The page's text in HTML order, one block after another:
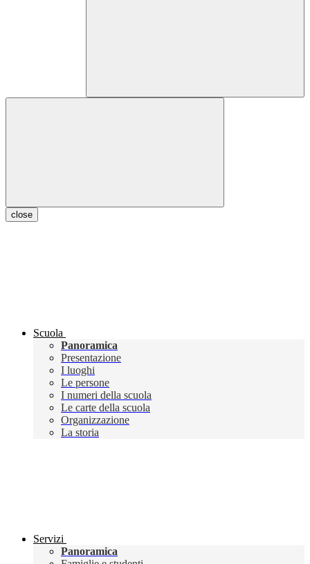
close
Scuola
Panoramica
Presentazione
I luoghi
Le persone
I numeri della scuola
Le carte della scuola
Organizzazione
La storia
Servizi
Panoramica